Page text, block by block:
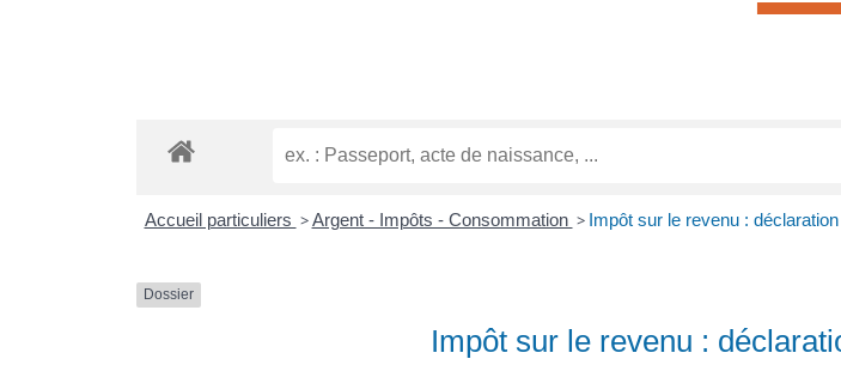
Accueil particuliers > Argent - Impôts - Consommation > Impôt sur le revenu :
Dossier
Impôt sur le revenu :